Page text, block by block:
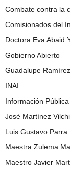
Combate contra la
Comisionados del
Doctora Eva Abaid
Gobierno Abierto
Guadalupe
INAI
Información Pública
José Martínez
Luis Gustavo Parra
Maestra Zulema
Maestro Javier